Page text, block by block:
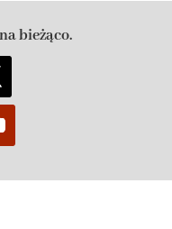
bieżąco.